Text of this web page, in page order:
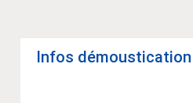
Infos démous­ti­ca­tion